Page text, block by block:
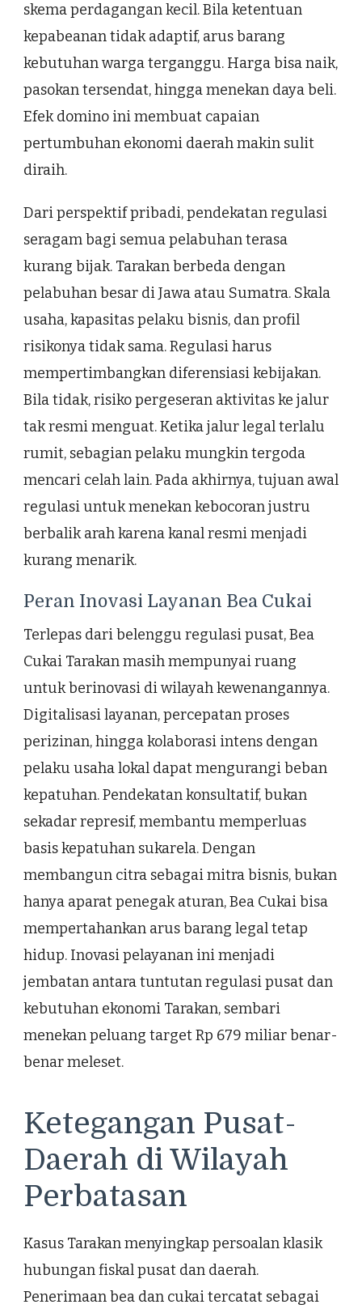
skema perdagangan kecil. Bila ketentuan
kepabeanan tidak adaptif, arus barang
kebutuhan warga terganggu. Harga bisa naik,
pasokan tersendat, hingga menekan daya beli.
Efek domino ini membuat capaian
pertumbuhan ekonomi daerah makin sulit
diraih.
Dari perspektif pribadi, pendekatan regulasi
seragam bagi semua pelabuhan terasa
kurang bijak. Tarakan berbeda dengan
pelabuhan besar di Jawa atau Sumatra. Skala
usaha, kapasitas pelaku bisnis, dan profil
risikonya tidak sama. Regulasi harus
mempertimbangkan diferensiasi kebijakan.
Bila tidak, risiko pergeseran aktivitas ke jalur
tak resmi menguat. Ketika jalur legal terlalu
rumit, sebagian pelaku mungkin tergoda
mencari celah lain. Pada akhirnya, tujuan awal
regulasi untuk menekan kebocoran justru
berbalik arah karena kanal resmi menjadi
kurang menarik.
Peran Inovasi Layanan Bea Cukai
Terlepas dari belenggu regulasi pusat, Bea
Cukai Tarakan masih mempunyai ruang
untuk berinovasi di wilayah kewenangannya.
Digitalisasi layanan, percepatan proses
perizinan, hingga kolaborasi intens dengan
pelaku usaha lokal dapat mengurangi beban
kepatuhan. Pendekatan konsultatif, bukan
sekadar represif, membantu memperluas
basis kepatuhan sukarela. Dengan
membangun citra sebagai mitra bisnis, bukan
hanya aparat penegak aturan, Bea Cukai bisa
mempertahankan arus barang legal tetap
hidup. Inovasi pelayanan ini menjadi
jembatan antara tuntutan regulasi pusat dan
kebutuhan ekonomi Tarakan, sembari
menekan peluang target Rp 679 miliar benar-
benar meleset.
Ketegangan Pusat-
Daerah di Wilayah
Perbatasan
Kasus Tarakan menyingkap persoalan klasik
hubungan fiskal pusat dan daerah.
Penerimaan bea dan cukai tercatat sebagai